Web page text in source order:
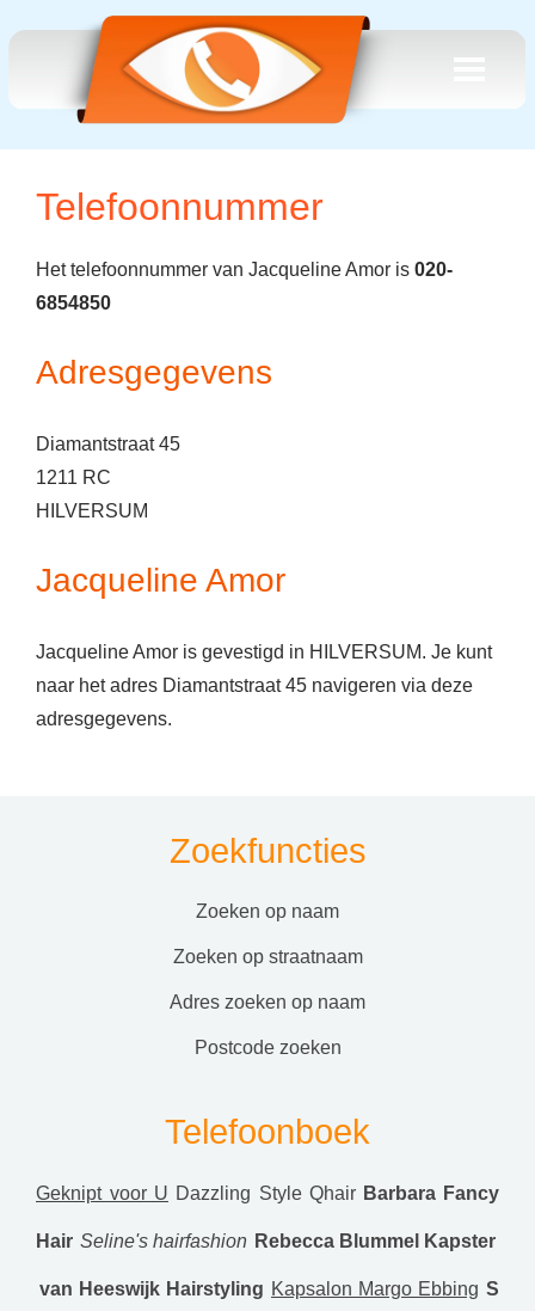
Telefoonnummer
Het telefoonnummer van Jacqueline Amor is 020-
6854850
Adresgegevens
Diamantstraat 45
1211 RC
HILVERSUM
Jacqueline Amor
Jacqueline Amor is gevestigd in HILVERSUM. Je kunt
naar het adres Diamantstraat 45 navigeren via deze
adresgegevens.
Zoekfuncties
zoeken op naam
zoeken op straatnaam
adres zoeken op naam
postcode zoeken
Telefoonboek
Geknipt voor U Dazzling Style Qhair Barbara Fancy
Hair Seline's hairfashion Rebecca Blummel Kapster
van Heeswijk Hairstyling Kapsalon Margo Ebbing S